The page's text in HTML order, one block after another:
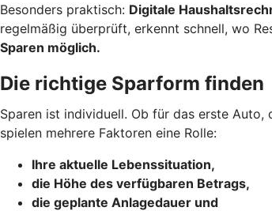
Besonders praktisch: Digitale
regelmäßig überprüft, erkennt schnell, wo
Sparen möglich.
Die richtige Sparform finden
Sparen ist individuell. Ob für das erste Auto,
spielen mehrere Faktoren eine Rolle:
Ihre aktuelle Lebenssituation,
die Höhe des verfügbaren Betrags,
die geplante Anlagedauer und